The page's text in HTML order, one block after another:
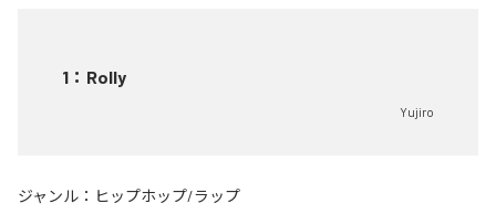
1 ： Rolly
Yujiro
ジャンル： ヒップホップ/ラップ